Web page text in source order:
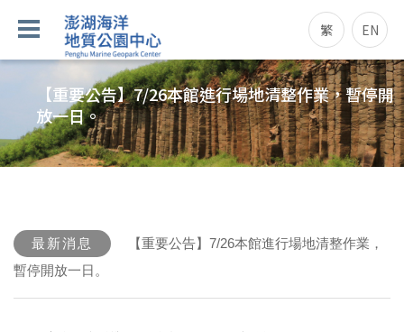
繁 EN
【重要公告】7/26本館進行場地清整作業，暫停開
放一日。
最新消息
【重要公告】7/26本館進行場地清整作業，
暫停開放一日。